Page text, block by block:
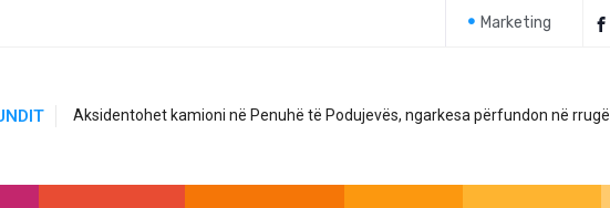
Marketing
Aksidentohet kamioni në Penuhë të Podujevës, ngarkesa përfundon në rrugë